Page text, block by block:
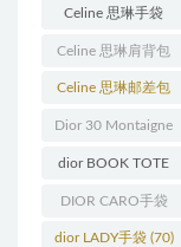
(23)
Celine 思琳手袋
(250)
Celine 思琳肩背包
(12)
Celine 思琳邮差包
(13)
Dior 30 Montaigne
蒙田(31)
dior BOOK TOTE
(12)
DIOR CARO手袋
(11)
dior LADY手袋(70)